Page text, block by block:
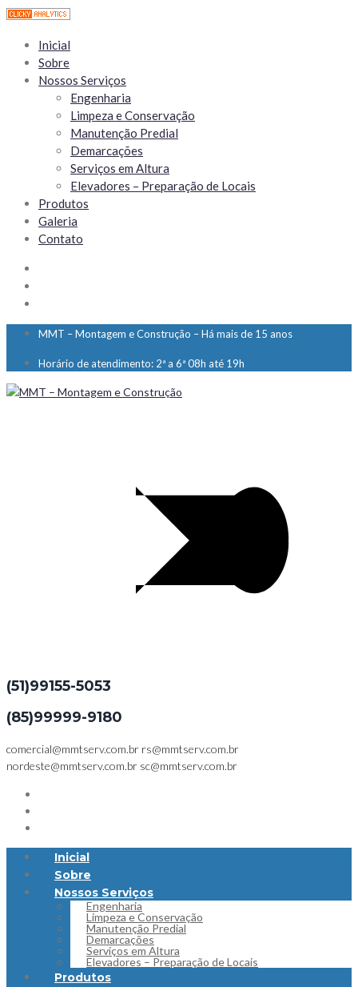
Inicial
Sobre
Nossos Serviços
Engenharia
Limpeza e Conservação
Manutenção Predial
Demarcações
Serviços em Altura
Elevadores – Preparação de Locais
Produtos
Galeria
Contato
MMT – Montagem e Construção – Há mais de 15 anos
Horário de atendimento: 2ª a 6ª 08h até 19h
(51)99155-5053
(85)99999-9180
comercial@mmtserv.com.br rs@mmtserv.com.br
nordeste@mmtserv.com.br sc@mmtserv.com.br
Inicial
Sobre
Nossos Serviços
Engenharia
Limpeza e Conservação
Manutenção Predial
Demarcações
Serviços em Altura
Elevadores – Preparação de Locais
Produtos